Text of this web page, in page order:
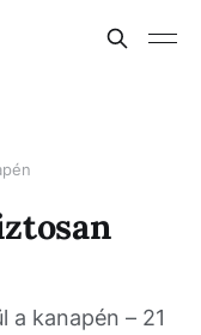
a kanapén – 21